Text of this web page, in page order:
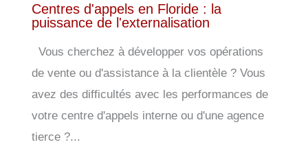
Centres d'appels en Floride : la
puissance de l'externalisation
Vous cherchez à développer vos opérations
de vente ou d'assistance à la clientèle ? Vous
avez des difficultés avec les performances de
votre centre d'appels interne ou d'une agence
tierce ?...